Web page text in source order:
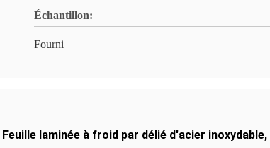
Échantillon:
Fourni
Feuille laminée à froid par délié d'acier inoxydable,